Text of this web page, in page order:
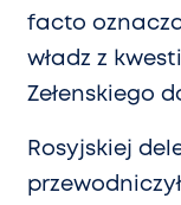
facto
władz z
Zełenskiego
Rosyjskiej